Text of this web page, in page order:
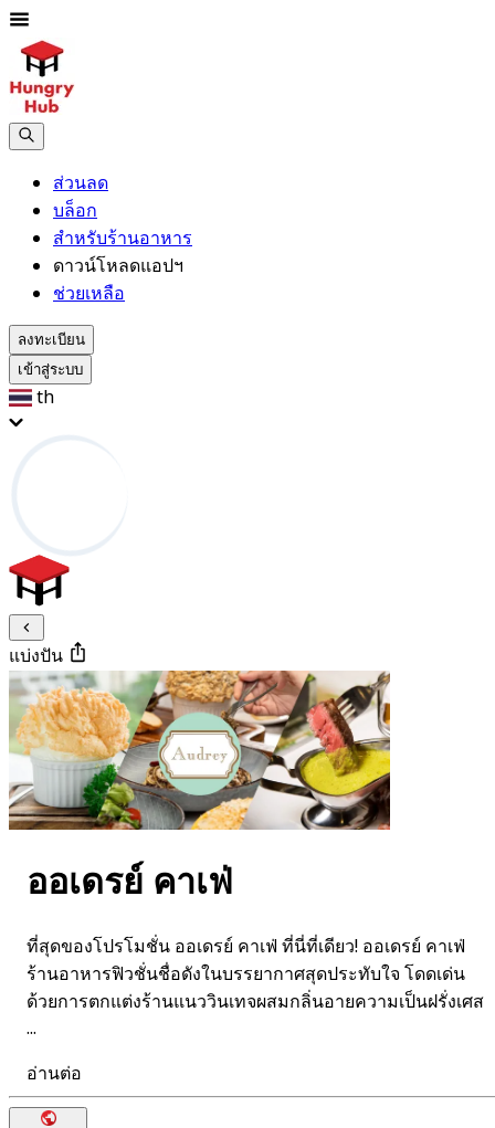
ส่วนลด
บล็อก
สำหรับร้านอาหาร
ดาวน์โหลดแอปฯ
ช่วยเหลือ
ลงทะเบียน
เข้าสู่ระบบ
th
แบ่งปัน
ออเดรย์ คาเฟ่
ที่สุดของโปรโมชั่น ออเดรย์ คาเฟ่ ที่นี่ที่เดียว! ออเดรย์ คาเฟ่
ร้านอาหารฟิวชั่นชื่อดังในบรรยากาศสุดประทับใจ โดดเด่น
ด้วยการตกแต่งร้านแนววินเทจผสมกลิ่นอายความเป็นฝรั่งเศส
...
อ่านต่อ